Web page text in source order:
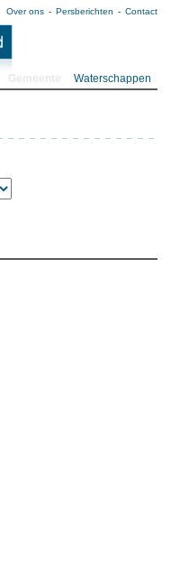
Over ons Persberichten Contact
Waterschappen